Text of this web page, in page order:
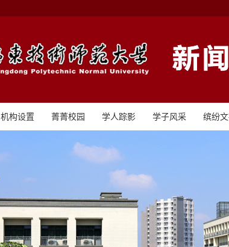
机构设置 菁菁校园 学人踪影 学子风采 缤纷